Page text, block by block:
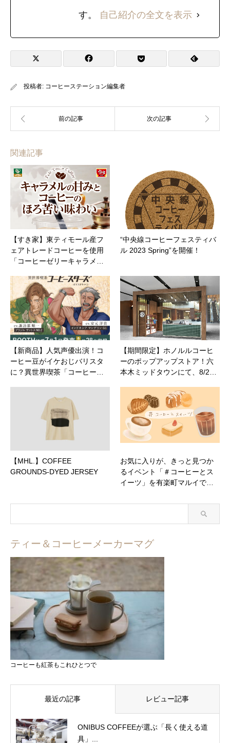
す。 自己紹介の全文を表示
投稿者: コーヒーステーション編集者
関連記事
【すき家】東ティモール産フ
ェアトレードコーヒーを使用
「コーヒーゼリーキャラメ…
“中央線コーヒーフェスティバ
ル 2023 Spring”を開催！
【新商品】人気声優出演！コ
ーヒー豆がイケおじバリスタ
に？異世界喫茶「コーヒー…
【期間限定】ホノルルコーヒ
ーのポップアップストア！六
本木ミッドタウンにて、8/2…
【MHL.】COFFEE
GROUNDS-DYED JERSEY
お気に入りが、きっと見つか
るイベント「＃コーヒーとス
イーツ」を有楽町マルイで…
ティー＆コーヒーメーカーマグ
コーヒーも紅茶もこれひとつで
最近の記事 レビュー記事
ONIBUS COFFEEが選ぶ「長く使える道
具」...